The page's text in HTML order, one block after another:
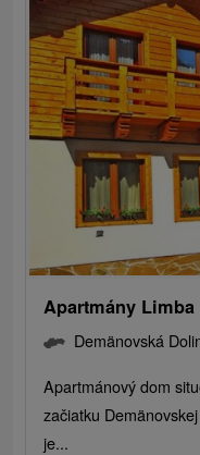
Apartmány
Demänovská
Apartmánový dom
začiatku
je...